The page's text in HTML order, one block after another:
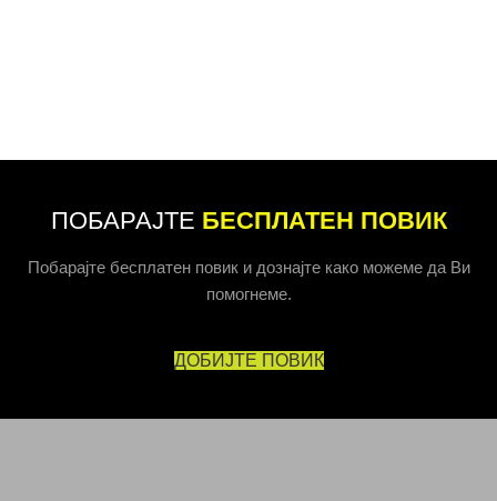
ПОБАРАЈТЕ БЕСПЛАТЕН ПОВИК
Побарајте бесплатен повик и дознајте како можеме да Ви
помогнеме.
ДОБИЈТЕ ПОВИК